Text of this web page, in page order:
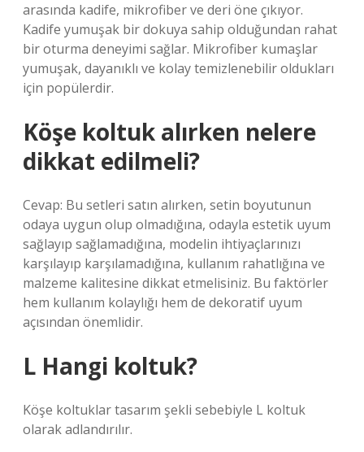
arasında kadife, mikrofiber ve deri öne çıkıyor.
Kadife yumuşak bir dokuya sahip olduğundan rahat
bir oturma deneyimi sağlar. Mikrofiber kumaşlar
yumuşak, dayanıklı ve kolay temizlenebilir oldukları
için popülerdir.
Köşe koltuk alırken nelere
dikkat edilmeli?
Cevap: Bu setleri satın alırken, setin boyutunun
odaya uygun olup olmadığına, odayla estetik uyum
sağlayıp sağlamadığına, modelin ihtiyaçlarınızı
karşılayıp karşılamadığına, kullanım rahatlığına ve
malzeme kalitesine dikkat etmelisiniz. Bu faktörler
hem kullanım kolaylığı hem de dekoratif uyum
açısından önemlidir.
L Hangi koltuk?
Köşe koltuklar tasarım şekli sebebiyle L koltuk
olarak adlandırılır.